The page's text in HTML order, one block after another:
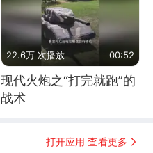
22.6万 次播放 00:52
现代火炮之“打完就跑”的
战术
打开应用 查看更多